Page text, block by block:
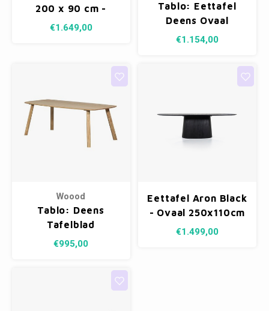
200 x 90 cm -
Eikenfineer
€1.649,00
Tablo: Eettafel
Deens Ovaal
Transparant - 220
€1.154,00
Woood
Tablo: Deens
Tafelblad
Transparant - 180 x
€995,00
Eettafel Aron Black
- Ovaal 250x110cm
€1.499,00